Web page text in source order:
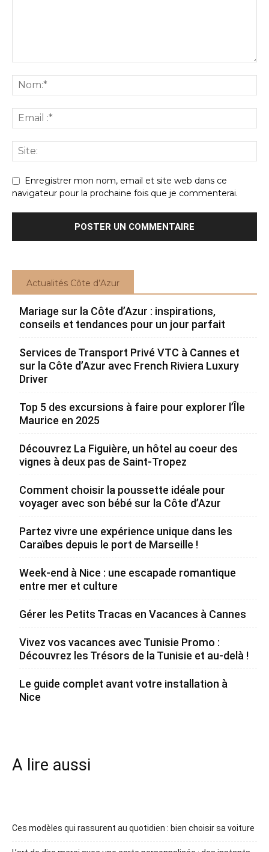
Enregistrer mon nom, email et site web dans ce
navigateur pour la prochaine fois que je commenterai.
Actualités Côte d’Azur
Mariage sur la Côte d’Azur : inspirations,
conseils et tendances pour un jour parfait
Services de Transport Privé VTC à Cannes et
sur la Côte d’Azur avec French Riviera Luxury
Driver
Top 5 des excursions à faire pour explorer l’Île
Maurice en 2025
Découvrez La Figuière, un hôtel au coeur des
vignes à deux pas de Saint-Tropez
Comment choisir la poussette idéale pour
voyager avec son bébé sur la Côte d’Azur
Partez vivre une expérience unique dans les
Caraïbes depuis le port de Marseille !
Week-end à Nice : une escapade romantique
entre mer et culture
Gérer les Petits Tracas en Vacances à Cannes
Vivez vos vacances avec Tunisie Promo :
Découvrez les Trésors de la Tunisie et au-delà !
Le guide complet avant votre installation à
Nice
A lire aussi
Ces modèles qui rassurent au quotidien : bien choisir sa voiture